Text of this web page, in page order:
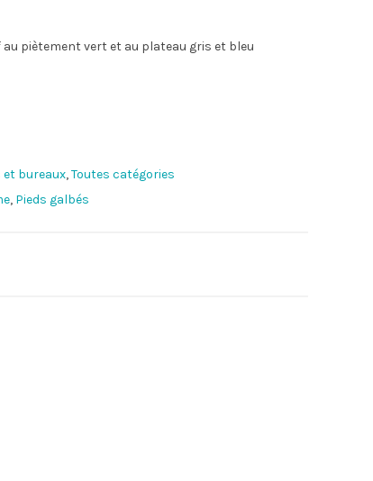
piètement vert et au plateau gris et bleu
et bureaux,Toutes catégories
, Pieds galbés